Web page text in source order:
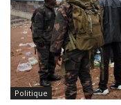
Politique